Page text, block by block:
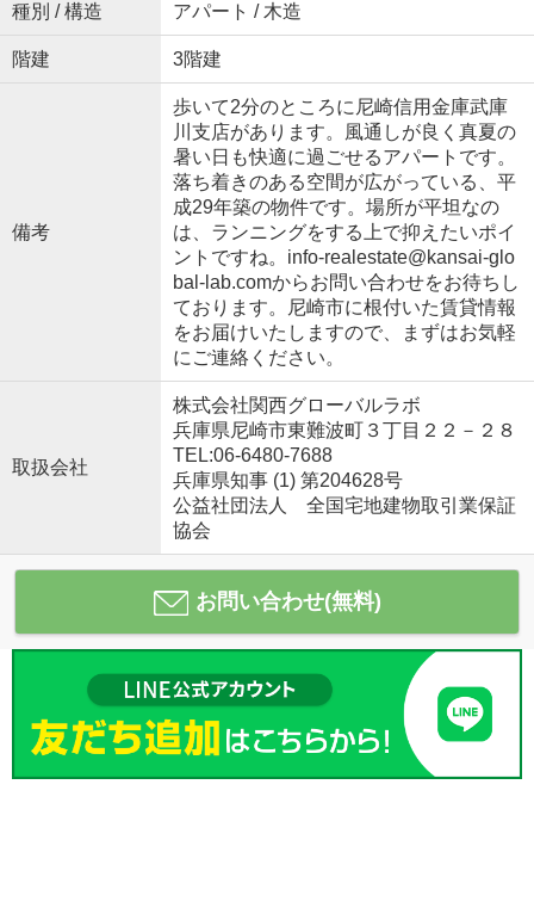
種別 / 構造 アパート / 木造
階建 3階建
備考
歩いて2分のところに尼崎信用金庫武庫
川支店があります。風通しが良く真夏の
暑い日も快適に過ごせるアパートです。
落ち着きのある空間が広がっている、平
成29年築の物件です。場所が平坦なの
は、ランニングをする上で抑えたいポイ
ントですね。info-realestate@kansai-glo
bal-lab.comからお問い合わせをお待ちし
ております。尼崎市に根付いた賃貸情報
をお届けいたしますので、まずはお気軽
にご連絡ください。
取扱会社
株式会社関西グローバルラボ
兵庫県尼崎市東難波町３丁目２２－２８
TEL:06-6480-7688
兵庫県知事 (1) 第204628号
公益社団法人 全国宅地建物取引業保証
協会
お問い合わせ(無料)